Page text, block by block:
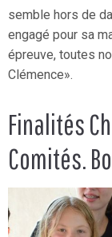
semble hors de
engagé pour sa
épreuve, toutes
Clémence».
Finalités
Comités.